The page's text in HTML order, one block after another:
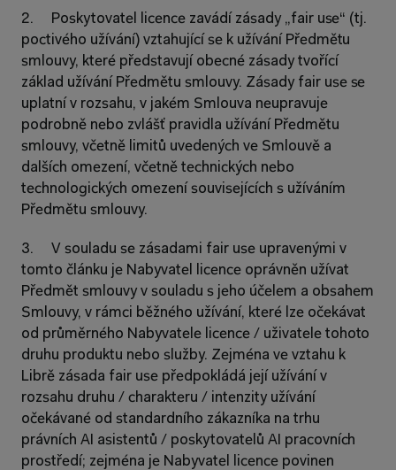
2.     Poskytovatel licence zavádí zásady „fair use“ (tj.
poctivého užívání) vztahující se k užívání Předmětu
smlouvy, které představují obecné zásady tvořící
základ užívání Předmětu smlouvy. Zásady fair use se
uplatní v rozsahu, v jakém Smlouva neupravuje
podrobně nebo zvlášť pravidla užívání Předmětu
smlouvy, včetně limitů uvedených ve Smlouvě a
dalších omezení, včetně technických nebo
technologických omezení souvisejících s užíváním
Předmětu smlouvy.
3.     V souladu se zásadami fair use upravenými v
tomto článku je Nabyvatel licence oprávněn užívat
Předmět smlouvy v souladu s jeho účelem a obsahem
Smlouvy, v rámci běžného užívání, které lze očekávat
od průměrného Nabyvatele licence / uživatele tohoto
druhu produktu nebo služby. Zejména ve vztahu k
Librě zásada fair use předpokládá její užívání v
rozsahu druhu / charakteru / intenzity užívání
očekávané od standardního zákazníka na trhu
právních AI asistentů / poskytovatelů AI pracovních
prostředí; zejména je Nabyvatel licence povinen